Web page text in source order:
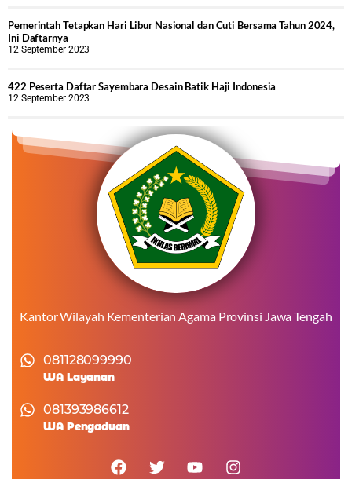
Pemerintah Tetapkan Hari Libur Nasional dan Cuti Bersama Tahun 2024,
Ini Daftarnya
12 September 2023
422 Peserta Daftar Sayembara Desain Batik Haji Indonesia
12 September 2023
Kantor Wilayah Kementerian Agama Provinsi Jawa Tengah
081128099990
WA Layanan
081393986612
WA Pengaduan